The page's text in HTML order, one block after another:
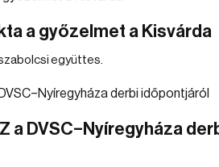
a győzelmet a Kisvárda
együttes.
a DVSC–Nyíregyháza